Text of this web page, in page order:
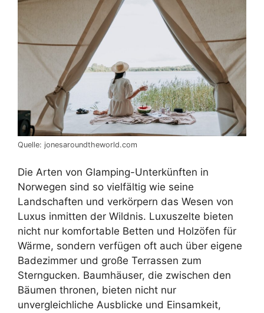
Quelle: jonesaroundtheworld.com
Die Arten von Glamping-Unterkünften in
Norwegen sind so vielfältig wie seine
Landschaften und verkörpern das Wesen von
Luxus inmitten der Wildnis. Luxuszelte bieten
nicht nur komfortable Betten und Holzöfen für
Wärme, sondern verfügen oft auch über eigene
Badezimmer und große Terrassen zum
Sterngucken. Baumhäuser, die zwischen den
Bäumen thronen, bieten nicht nur
unvergleichliche Ausblicke und Einsamkeit,